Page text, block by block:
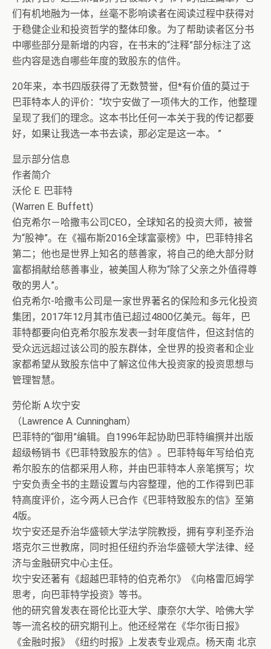
们有机地融为一体，丝毫不影响读者在阅读过程中获得对
于稳健企业和投资哲学的整体印象。为了帮助读者区分书
中哪些部分是新增的内容，在书末的“注释”部分标注了这
些内容是选自哪些年度的致股东的信件。
20年来，本书四版获得了无数赞誉，但*有价值的莫过于
巴菲特本人的评价：“坎宁安做了一项伟大的工作，他整理
呈现了我们的理念。这本书比任何一本关于我的传记都要
好，如果让我选一本书去读，那必定是这一本。 ”
显示部分信息
作者简介
沃伦 E. 巴菲特
(Warren E. Buffett)
伯克希尔－哈撒韦公司CEO，全球知名的投资大师，被誉
为“股神”。在《福布斯2016全球富豪榜》中，巴菲特排名
第二；他也是世界上知名的慈善家，将自己的绝大部分财
富都捐献给慈善事业，被美国人称为“除了父亲之外值得尊
敬的男人”。
伯克希尔-哈撒韦公司是一家世界著名的保险和多元化投资
集团，2017年12月其市值已超过4800亿美元。每年，巴
菲特都要向伯克希尔股东发表一封年度信件，但这封信的
受众远远超过该公司的股东群体，全世界的投资者和企业
家都希望从致股东信中了解这位伟大投资家的投资思想与
管理智慧。
劳伦斯 A.坎宁安
（Lawrence A. Cunningham）
巴菲特的“御用”编辑。自1996年起协助巴菲特编撰并出版
超级畅销书《巴菲特致股东的信》。巴菲特每年写给伯克
希尔股东的信都采用人称，并由巴菲特本人亲笔撰写；坎
宁安负责全书的主题设置与内容整理，他的工作得到巴菲
特高度评价，迄今两人已合作《巴菲特致股东的信》至第
4版。
坎宁安还是乔治华盛顿大学法学院教授，拥有亨利圣乔治
塔克尔三世教席，同时担任纽约乔治华盛顿大学法律、经
济与金融研究中心主任。
坎宁安还著有《超越巴菲特的伯克希尔》《向格雷厄姆学
思考，向巴菲特学投资》等书。
他的研究曾发表在哥伦比亚大学、康奈尔大学、哈佛大学
等一流名校的研究期刊上。他还经常在《华尔街日报》
《金融时报》《纽约时报》上发表专业观点。杨天南 北京